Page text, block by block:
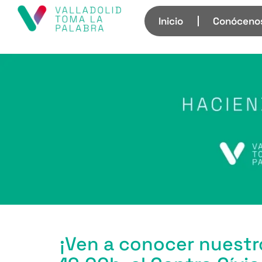
Inicio
¡Ven a conocer